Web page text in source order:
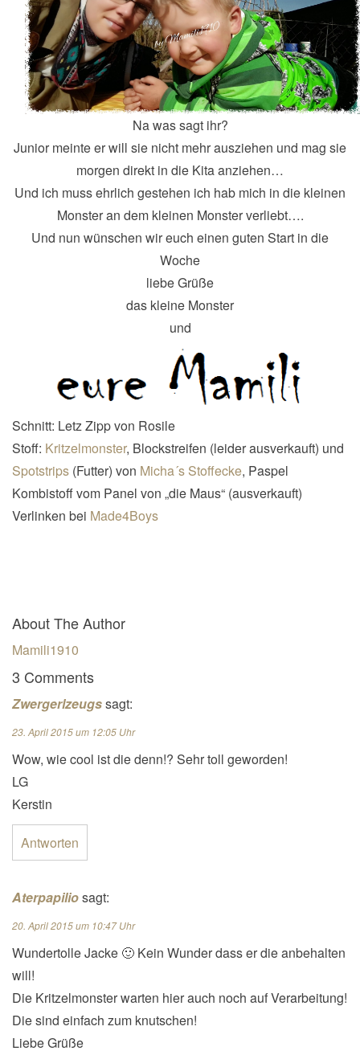
Na was sagt ihr?
Junior meinte er will sie nicht mehr ausziehen und mag sie
morgen direkt in die Kita anziehen…
Und ich muss ehrlich gestehen ich hab mich in die kleinen
Monster an dem kleinen Monster verliebt….
Und nun wünschen wir euch einen guten Start in die
Woche
liebe Grüße
das kleine Monster
und
Schnitt: Letz Zipp von Rosile
Stoff: Kritzelmonster, Blockstreifen (leider ausverkauft) und
Spotstrips (Futter) von Micha´s Stoffecke, Paspel
Kombistoff vom Panel von „die Maus“ (ausverkauft)
Verlinken bei Made4Boys
About The Author
Mamili1910
3 Comments
Zwergerlzeugssagt:
23. April 2015 um 12:05 Uhr
Wow, wie cool ist die denn!? Sehr toll geworden!
LG
Kerstin
Antworten
Aterpapiliosagt:
20. April 2015 um 10:47 Uhr
Wundertolle Jacke 🙂 Kein Wunder dass er die anbehalten
will!
Die Kritzelmonster warten hier auch noch auf Verarbeitung!
Die sind einfach zum knutschen!
Liebe Grüße